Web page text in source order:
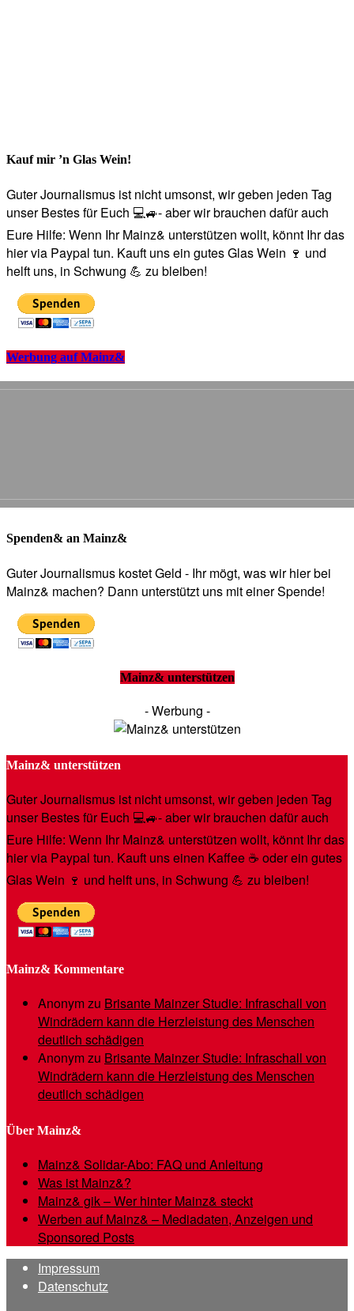
Kauf mir ’n Glas Wein!
Guter Journalismus ist nicht umsonst, wir geben jeden Tag
unser Bestes für Euch 💻🚙- aber wir brauchen dafür auch
Eure Hilfe: Wenn Ihr Mainz& unterstützen wollt, könnt Ihr das
hier via Paypal tun. Kauft uns ein gutes Glas Wein 🍷 und
helft uns, in Schwung 💪 zu bleiben!
Werbung auf Mainz&
Spenden& an Mainz&
Guter Journalismus kostet Geld - Ihr mögt, was wir hier bei
Mainz& machen? Dann unterstützt uns mit einer Spende!
Mainz& unterstützen
- Werbung -
Mainz& unterstützen
Guter Journalismus ist nicht umsonst, wir geben jeden Tag
unser Bestes für Euch 💻🚙- aber wir brauchen dafür auch
Eure Hilfe: Wenn Ihr Mainz& unterstützen wollt, könnt Ihr das
hier via Paypal tun. Kauft uns einen Kaffee ☕️ oder ein gutes
Glas Wein 🍷 und helft uns, in Schwung 💪 zu bleiben!
Mainz& Kommentare
Anonymzu Brisante Mainzer Studie: Infraschall von
Windrädern kann die Herzleistung des Menschen
deutlich schädigen
Anonymzu Brisante Mainzer Studie: Infraschall von
Windrädern kann die Herzleistung des Menschen
deutlich schädigen
Über Mainz&
Mainz& Solidar-Abo: FAQ und Anleitung
Was ist Mainz&?
Mainz& gik – Wer hinter Mainz& steckt
Werben auf Mainz& – Mediadaten, Anzeigen und
Sponsored Posts
Impressum
Datenschutz